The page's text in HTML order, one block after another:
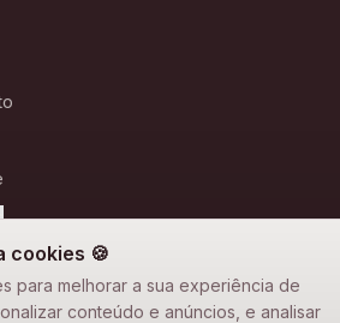
cookies 🍪
para melhorar a sua experiência de
conteúdo e anúncios, e analisar